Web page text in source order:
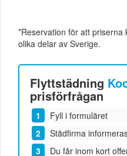
*Reservation för att
olika delar av Sverige.
Flyttstädning
prisförfrågan
Fyll i formuläret
Städfirma
Du får inom kort